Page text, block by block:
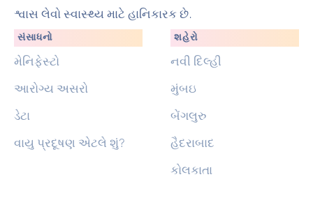
શ્વાસ લેવો સ્વાસ્થ્ય માટે હાનિકારક છે.
સંસાધનો
મેનિફેસ્ટો
આરોગ્ય અસરો
ડેટા
વાયુ પ્રદૂષણ એટલે શું?
શહેરો
નવી દિલ્હી
મુંબઇ
બેંગલુરુ
હૈદરાબાદ
કોલકાતા